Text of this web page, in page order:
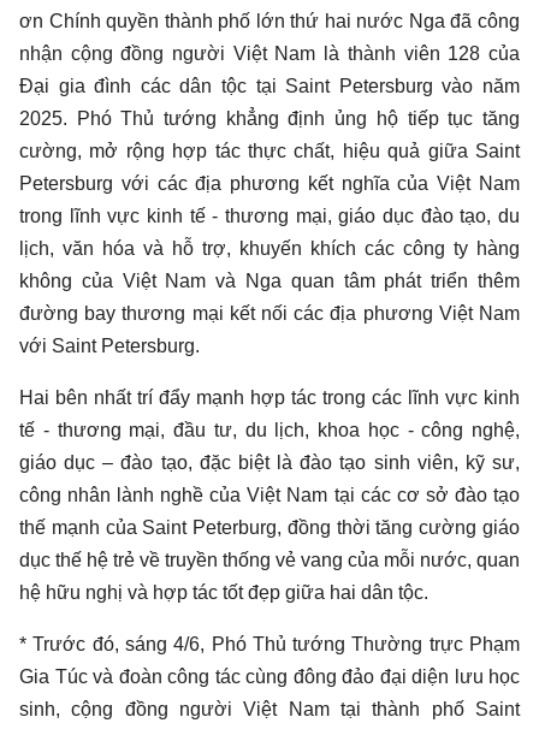
ơn Chính quyền thành phố lớn thứ hai nước Nga đã công
nhận cộng đồng người Việt Nam là thành viên 128 của
Đại gia đình các dân tộc tại Saint Petersburg vào năm
2025. Phó Thủ tướng khẳng định ủng hộ tiếp tục tăng
cường, mở rộng hợp tác thực chất, hiệu quả giữa Saint
Petersburg với các địa phương kết nghĩa của Việt Nam
trong lĩnh vực kinh tế - thương mại, giáo dục đào tạo, du
lịch, văn hóa và hỗ trợ, khuyến khích các công ty hàng
không của Việt Nam và Nga quan tâm phát triển thêm
đường bay thương mại kết nối các địa phương Việt Nam
với Saint Petersburg.
Hai bên nhất trí đẩy mạnh hợp tác trong các lĩnh vực kinh
tế - thương mại, đầu tư, du lịch, khoa học - công nghệ,
giáo dục – đào tạo, đặc biệt là đào tạo sinh viên, kỹ sư,
công nhân lành nghề của Việt Nam tại các cơ sở đào tạo
thế mạnh của Saint Peterburg, đồng thời tăng cường giáo
dục thế hệ trẻ về truyền thống vẻ vang của mỗi nước, quan
hệ hữu nghị và hợp tác tốt đẹp giữa hai dân tộc.
* Trước đó, sáng 4/6, Phó Thủ tướng Thường trực Phạm
Gia Túc và đoàn công tác cùng đông đảo đại diện lưu học
sinh, cộng đồng người Việt Nam tại thành phố Saint